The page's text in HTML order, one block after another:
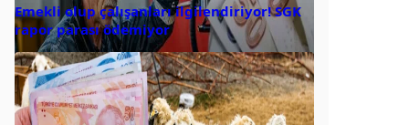
Emekli olup çalışanları ilgilendiriyor! SGK
rapor parası ödemiyor